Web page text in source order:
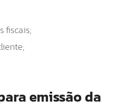
fiscais;
emissão da